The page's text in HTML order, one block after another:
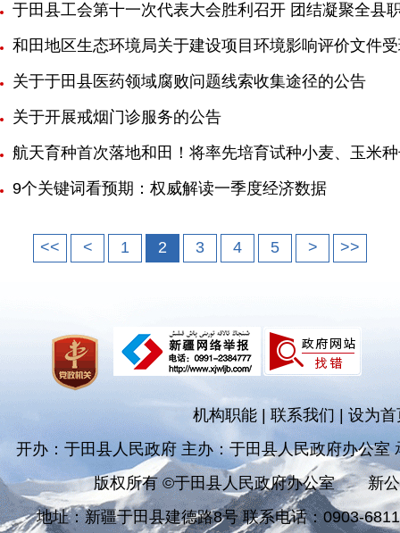
于田县工会第十一次代表大会胜利召开 团结凝聚全县
和田地区生态环境局关于建设项目环境影响评价文件
关于于田县医药领域腐败问题线索收集途径的公告
关于开展戒烟门诊服务的公告
航天育种首次落地和田！将率先培育试种小麦、玉米
9个关键词看预期：权威解读一季度经济数据
<< < 1 2 3 4 5 > >>
机构职能 联系我们|设为首
开办：于田县人民政府 主办：于田县人民政府办公室
版权所有 ©于田县人民政府办公室
新
地址：新疆于田县建德路8号 联系电话：0903-